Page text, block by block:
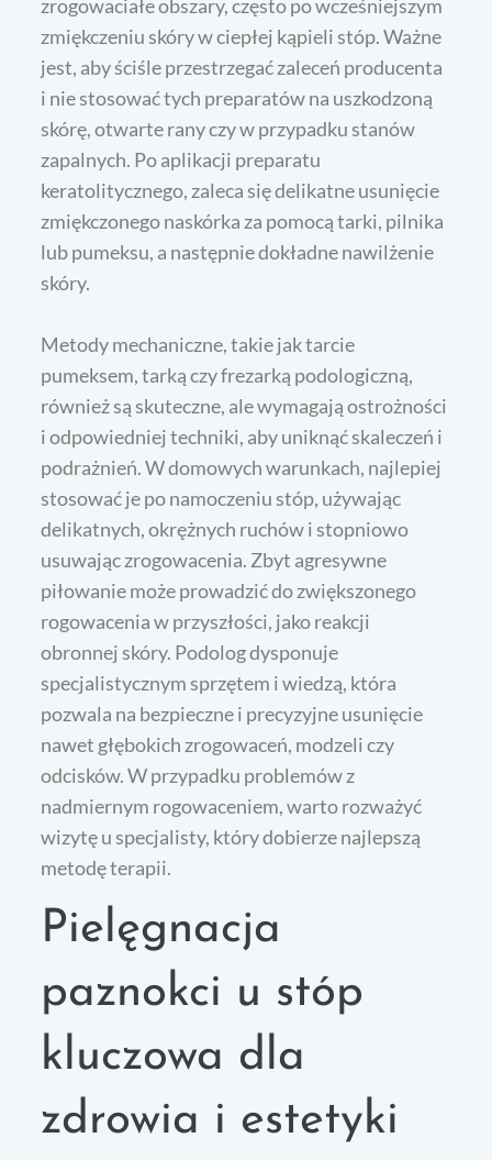
zrogowaciałe obszary, często po wcześniejszym
zmiękczeniu skóry w ciepłej kąpieli stóp. Ważne
jest, aby ściśle przestrzegać zaleceń producenta
i nie stosować tych preparatów na uszkodzoną
skórę, otwarte rany czy w przypadku stanów
zapalnych. Po aplikacji preparatu
keratolitycznego, zaleca się delikatne usunięcie
zmiękczonego naskórka za pomocą tarki, pilnika
lub pumeksu, a następnie dokładne nawilżenie
skóry.
Metody mechaniczne, takie jak tarcie
pumeksem, tarką czy frezarką podologiczną,
również są skuteczne, ale wymagają ostrożności
i odpowiedniej techniki, aby uniknąć skaleczeń i
podrażnień. W domowych warunkach, najlepiej
stosować je po namoczeniu stóp, używając
delikatnych, okrężnych ruchów i stopniowo
usuwając zrogowacenia. Zbyt agresywne
piłowanie może prowadzić do zwiększonego
rogowacenia w przyszłości, jako reakcji
obronnej skóry. Podolog dysponuje
specjalistycznym sprzętem i wiedzą, która
pozwala na bezpieczne i precyzyjne usunięcie
nawet głębokich zrogowaceń, modzeli czy
odcisków. W przypadku problemów z
nadmiernym rogowaceniem, warto rozważyć
wizytę u specjalisty, który dobierze najlepszą
metodę terapii.
Pielęgnacja
paznokci u stóp
kluczowa dla
zdrowia i estetyki